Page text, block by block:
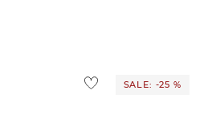
SALE: -25 %